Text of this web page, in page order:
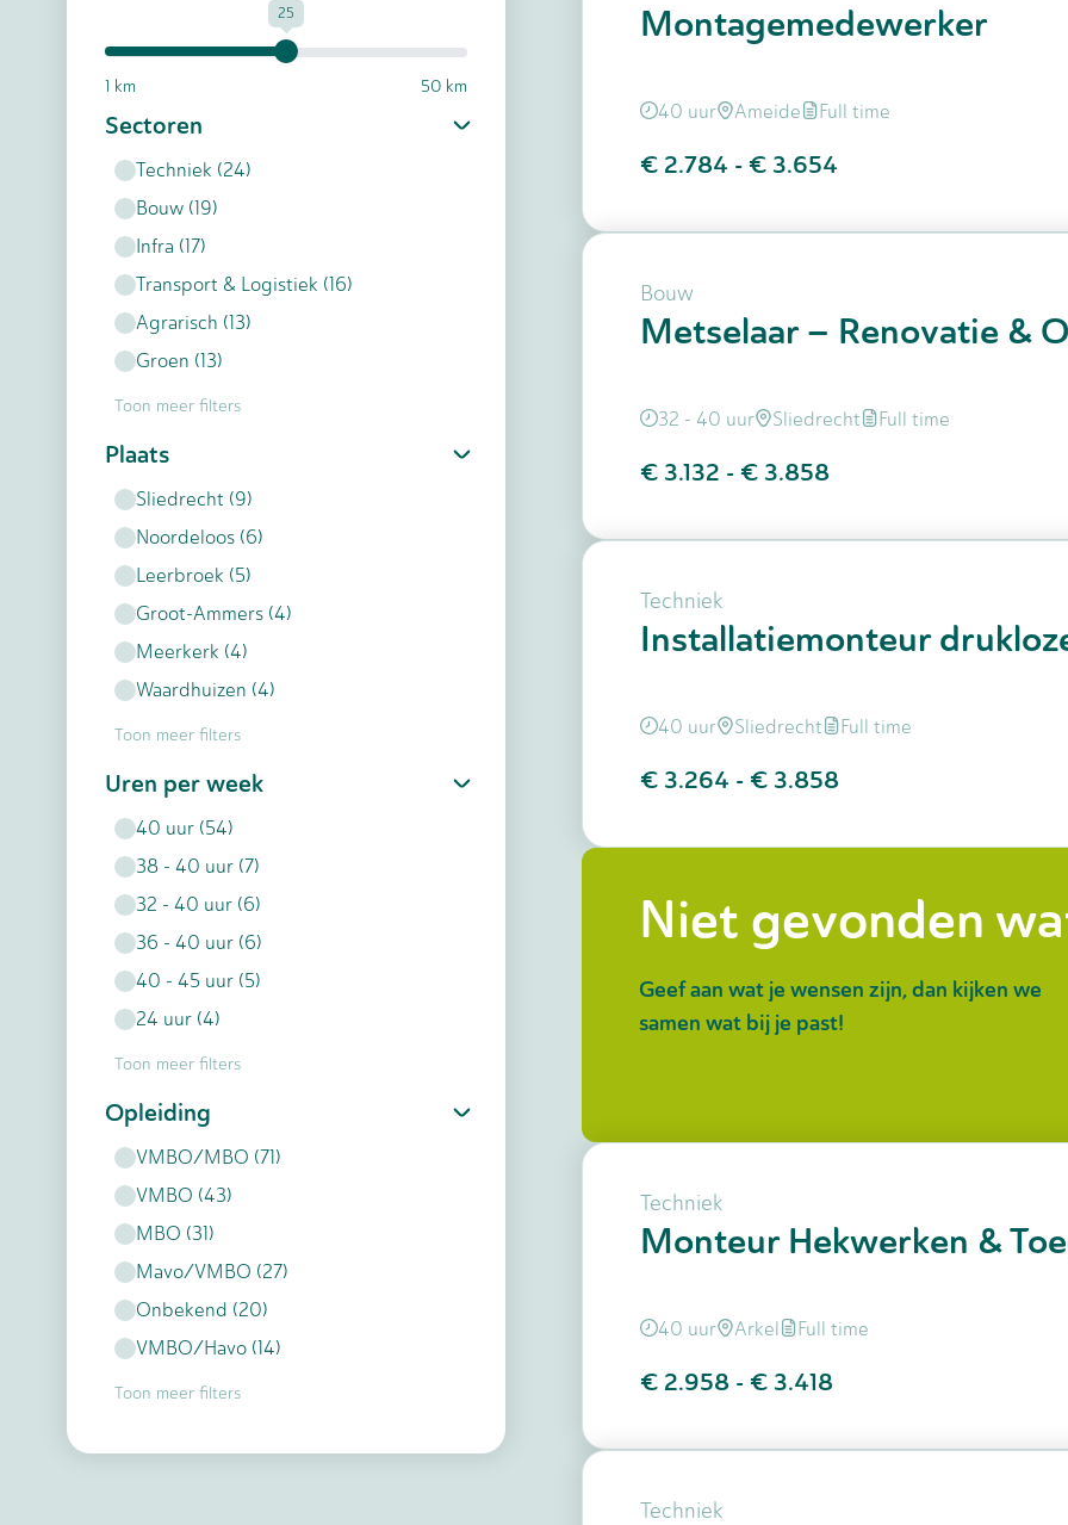
25
1 km 50 km
Sectoren
Techniek (24)
Bouw (19)
Infra (17)
Transport & Logistiek (16)
Agrarisch (13)
Groen (13)
Toon meer filters
Plaats
Sliedrecht (9)
Noordeloos (6)
Leerbroek (5)
Groot-Ammers (4)
Meerkerk (4)
Waardhuizen (4)
Toon meer filters
Uren per week
40 uur (54)
38 - 40 uur (7)
32 - 40 uur (6)
36 - 40 uur (6)
40 - 45 uur (5)
24 uur (4)
Toon meer filters
Opleiding
VMBO/MBO (71)
VMBO (43)
MBO (31)
Mavo/VMBO (27)
Onbekend (20)
VMBO/Havo (14)
Toon meer filters
Montagemedewerker
40 uur Ameide Full time
€ 2.784 - € 3.654
Bouw
Metselaar – Renovatie &
32 - 40 uur Sliedrecht Full time
€ 3.132 - € 3.858
Techniek
Installatiemonteur
40 uur Sliedrecht Full time
€ 3.264 - € 3.858
Niet gevonden
Geef aan wat je wensen zijn, dan kijken we
samen wat bij je past!
Techniek
Monteur Hekwerken &
40 uur Arkel Full time
€ 2.958 - € 3.418
Techniek